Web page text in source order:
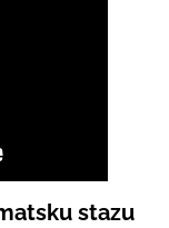
stazu